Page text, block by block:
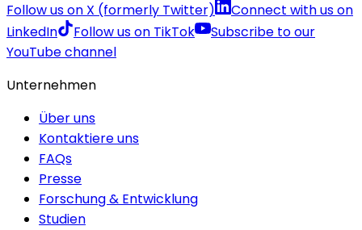
Follow us on X (formerly Twitter)
Connect with us on
LinkedIn
Follow us on TikTok
Subscribe to our
YouTube channel
Unternehmen
Über uns
Kontaktiere uns
FAQs
Presse
Forschung & Entwicklung
Studien